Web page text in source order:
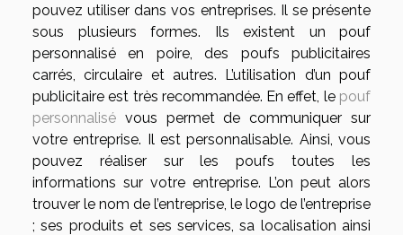
pouvez utiliser dans vos entreprises. Il se présente
sous plusieurs formes. Ils existent un pouf
personnalisé en poire, des poufs publicitaires
carrés, circulaire et autres. L’utilisation d’un pouf
publicitaire est très recommandée. En effet, le pouf
personnalisé vous permet de communiquer sur
votre entreprise. Il est personnalisable. Ainsi, vous
pouvez réaliser sur les poufs toutes les
informations sur votre entreprise. L’on peut alors
trouver le nom de l’entreprise, le logo de l’entreprise
; ses produits et ses services, sa localisation ainsi